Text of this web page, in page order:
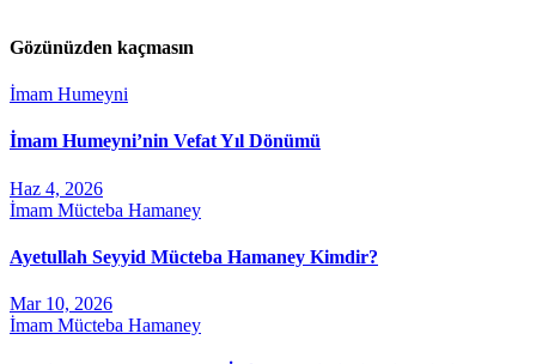
Gözünüzden kaçmasın
İmam Humeyni
İmam Humeyni’nin Vefat Yıl Dönümü
Haz 4, 2026
İmam Mücteba Hamaney
Ayetullah Seyyid Mücteba Hamaney Kimdir?
Mar 10, 2026
İmam Mücteba Hamaney